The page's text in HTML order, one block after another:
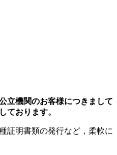
立機関のお客様につきまして
ております。
証明書類の発行など，柔軟に